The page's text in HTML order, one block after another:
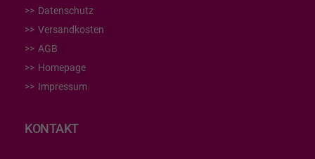
Datenschutz
Versandkosten
AGB
Homepage
Impressum
KONTAKT